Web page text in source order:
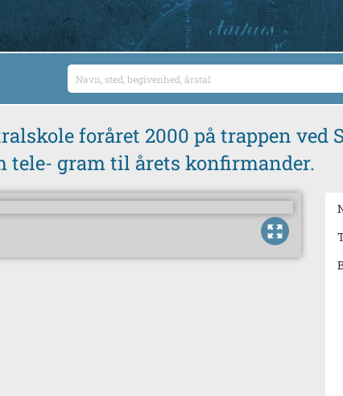
foråret 2000 på trappen ved
tele- gram til årets konfirmander.